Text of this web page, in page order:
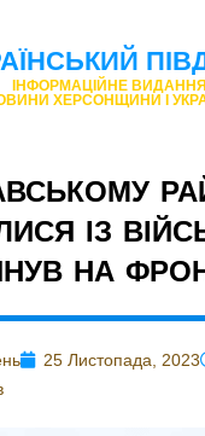
ІНФОРМАЦІЙНЕ ВИДАННЯ
ХЕРСОНЩИНИ І
ІЗ
НА
25 Листопада, 2023